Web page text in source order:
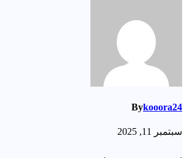
Bykooora24
سبتمبر 11, 2025